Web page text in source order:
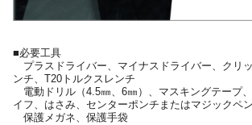
■必要工具
プラスドライバー、マイナスドライバー、クリ
ンチ、T20トルクスレンチ
電動ドリル（4.5㎜、6㎜）、マスキングテープ
イフ、はさみ、センターポンチまたはマジックペン
保護メガネ、保護手袋